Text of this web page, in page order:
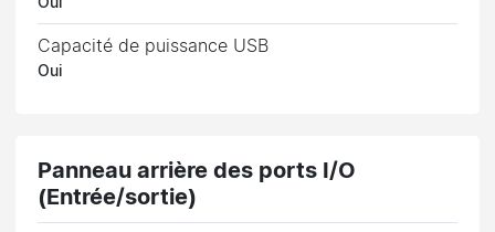
Oui
Capacité de puissance USB
Oui
Panneau arrière des ports I/O
(Entrée/sortie)